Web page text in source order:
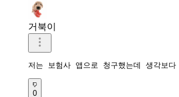
거북이
저는 보험사 앱으로 청구했는데 생각보
0